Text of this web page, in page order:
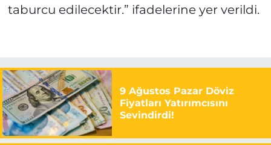
taburcu edilecektir.” ifadelerine yer verildi.
9 Ağustos Pazar Döviz
Fiyatları Yatırımcısını
Sevindirdi!